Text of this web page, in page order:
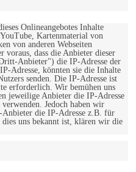
Onlineangebotes Inhalte
Kartenmaterial von
von anderen Webseiten
voraus, dass die Anbieter dieser
Anbieter") die IP-Adresse der
Adresse, könnten sie die Inhalte
senden. Die IP-Adresse ist
erforderlich. Wir bemühen uns
jeweilige Anbieter die IP-Adresse
Jedoch haben wir
die IP-Adresse z.B. für
uns bekannt ist, klären wir die